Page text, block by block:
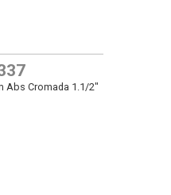
Abs Cromada 1.1/2"